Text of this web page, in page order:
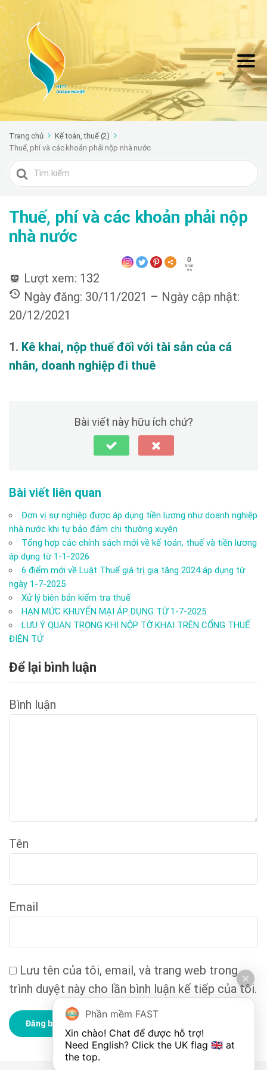
Trang chủ
Kế toán, thuế (2)
Thuế, phí và các khoản phải nộp nhà nước
Search
For
Thuế, phí và các khoản phải nộp
nhà nước
0
Shar
es
Lượt xem: 132
Ngày đăng: 30/11/2021 – Ngày cập nhật:
20/12/2021
1. Kê khai, nộp thuế đối với tài sản của cá
nhân, doanh nghiệp đi thuê
Bài viết này hữu ích chứ?
Bài viết liên quan
Đơn vị sự nghiệp được áp dụng tiền lương như doanh nghiệp
nhà nước khi tự bảo đảm chi thường xuyên
Tổng hợp các chính sách mới về kế toán, thuế và tiền lương
áp dụng từ 1-1-2026
6 điểm mới về Luật Thuế giá trị gia tăng 2024 áp dụng từ
ngày 1-7-2025
Xử lý biên bản kiểm tra thuế
HẠN MỨC KHUYẾN MẠI ÁP DỤNG TỪ 1-7-2025
LƯU Ý QUAN TRỌNG KHI NỘP TỜ KHAI TRÊN CỔNG THUẾ
ĐIỆN TỬ
Để lại bình luận
Bình luận
Tên
Email
Lưu tên của tôi, email, và trang web trong
trình duyệt này cho lần bình luận kế tiếp của tôi.
Phần mềm FAST
Xin chào! Chat để được hỗ trợ!
Need English? Click the UK flag 🇬🇧 at
the top.